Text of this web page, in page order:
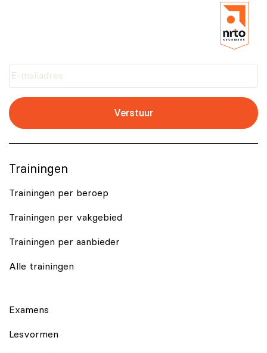
Verstuur
Trainingen
Trainingen per beroep
Trainingen per vakgebied
Trainingen per aanbieder
Alle trainingen
Examens
Lesvormen